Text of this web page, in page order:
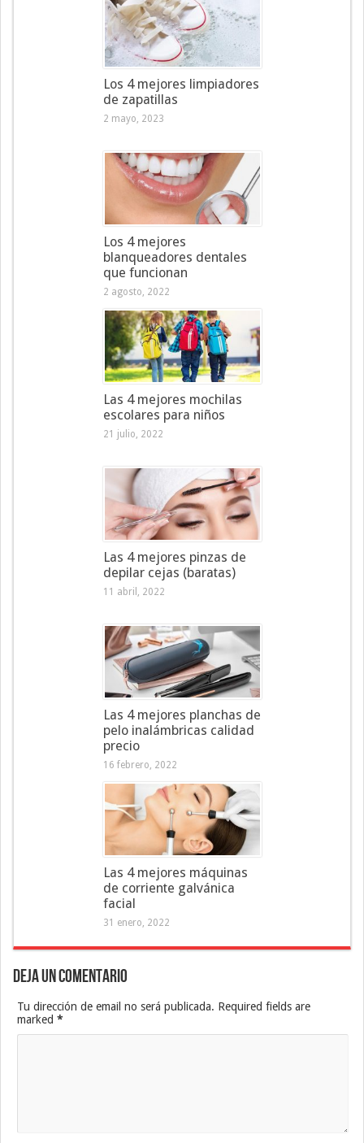
Los 4 mejores limpiadores
de zapatillas
2 mayo, 2023
Los 4 mejores
blanqueadores dentales
que funcionan
2 agosto, 2022
Las 4 mejores mochilas
escolares para niños
21 julio, 2022
Las 4 mejores pinzas de
depilar cejas (baratas)
11 abril, 2022
Las 4 mejores planchas de
pelo inalámbricas calidad
precio
16 febrero, 2022
Las 4 mejores máquinas
de corriente galvánica
facial
31 enero, 2022
Deja un Comentario
Tu dirección de email no será publicada. Required fields are
marked *